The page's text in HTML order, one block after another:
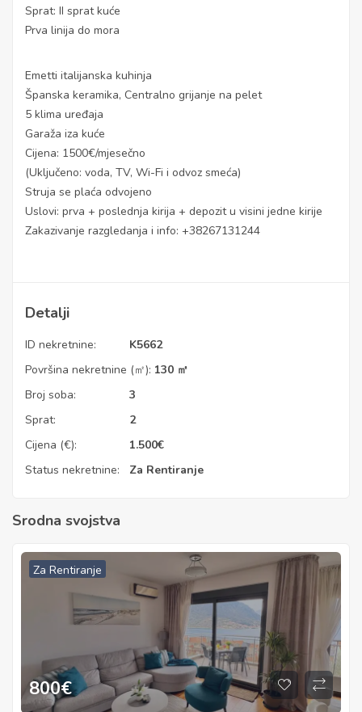
Sprat: II sprat kuće
Prva linija do mora
Emetti italijanska kuhinja
Španska keramika, Centralno grijanje na pelet
5 klima uređaja
Garaža iza kuće
Cijena: 1500€/mjesečno
(Uključeno: voda, TV, Wi-Fi i odvoz smeća)
Struja se plaća odvojeno
Uslovi: prva + poslednja kirija + depozit u visini jedne kirije
Zakazivanje razgledanja i info: +38267131244
Detalji
ID nekretnine:
K5662
Površina nekretnine (㎡): 130 ㎡
Broj soba:
3
Sprat:
2
Cijena (€):
1.500€
Status nekretnine:
Za Rentiranje
Srodna svojstva
Za Rentiranje
800€